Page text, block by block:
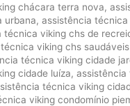
chácara terra nova,
urbana, assistência técnica
técnica viking chs de
viking chs
técnica viking cidade
cidade luíza, assistência
técnica viking
viking condomínio